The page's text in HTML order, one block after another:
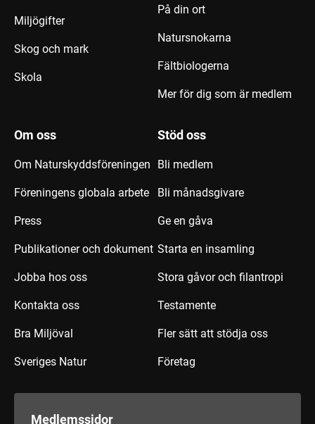
Miljögifter
Skog och mark
Skola
På din ort
Natursnokarna
Fältbiologerna
Mer för dig som är medlem
Om oss
Om Naturskyddsföreningen
Föreningens globala arbete
Press
Publikationer och dokument
Jobba hos oss
Kontakta oss
Bra Miljöval
Sveriges Natur
Stöd oss
Bli medlem
Bli månadsgivare
Ge en gåva
Starta en insamling
Stora gåvor och filantropi
Testamente
Fler sätt att stödja oss
Företag
Medlemssidor